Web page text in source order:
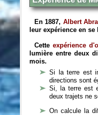
En 1887, Albert
leur expérience en
Cetteexpérience
lumière entre deux
mois.
Si la terre est
directions sont
Si, la terre est
deux trajets ne
On calcule la